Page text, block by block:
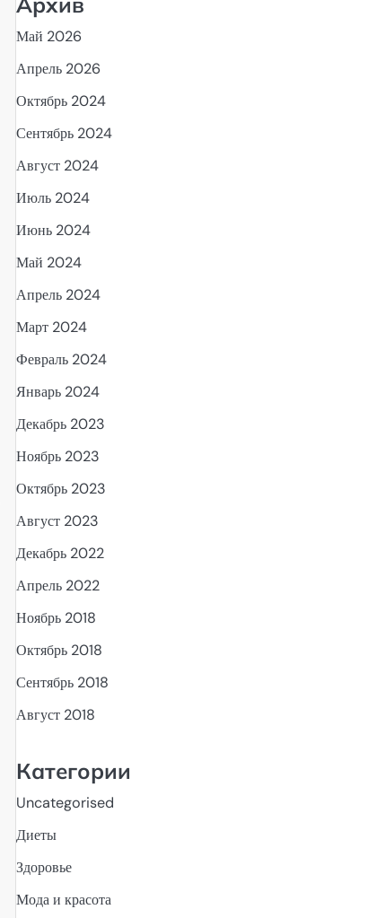
Май 2026
Апрель 2026
Октябрь 2024
Сентябрь 2024
Август 2024
Июль 2024
Июнь 2024
Май 2024
Апрель 2024
Март 2024
Февраль 2024
Январь 2024
Декабрь 2023
Ноябрь 2023
Октябрь 2023
Август 2023
Декабрь 2022
Апрель 2022
Ноябрь 2018
Октябрь 2018
Сентябрь 2018
Август 2018
Категории
Uncategorised
Диеты
Здоровье
Мода и красота